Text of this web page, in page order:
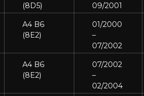
(8D5)
09/2001
A4 B6
(8E2)
01/2000
–
07/2002
A4 B6
(8E2)
07/2002
–
02/2004